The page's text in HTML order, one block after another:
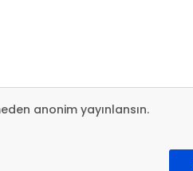
anonim yayınlansın.